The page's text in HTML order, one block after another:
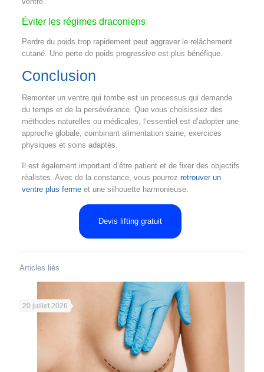
Éviter les régimes draconiens
Perdre du poids trop rapidement peut aggraver le relâchement
cutané. Une perte de poids progressive est plus bénéfique.
Conclusion
Remonter un ventre qui tombe est un processus qui demande
du temps et de la persévérance. Que vous choisissiez des
méthodes naturelles ou médicales, l’essentiel est d’adopter une
approche globale, combinant alimentation saine, exercices
physiques et soins adaptés.
Il est également important d’être patient et de fixer des objectifs
réalistes. Avec de la constance, vous pourrez retrouver un
ventre plus fermeet une silhouette harmonieuse.
Devis lifting gratuit
Articles liés
20 juillet 2026